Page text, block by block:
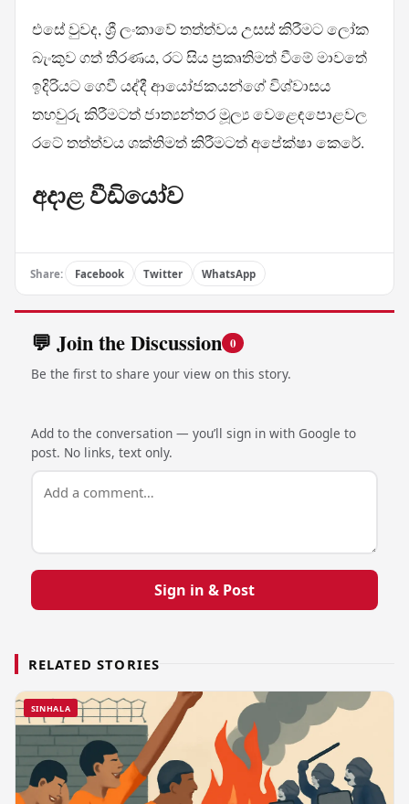
එසේ වුවද, ශ්‍රී ලංකාවේ තත්ත්වය උසස් කිරීමට ලෝක
බැංකුව ගත් තීරණය, රට සිය ප්‍රකෘතිමත් වීමේ මාවතේ
ඉදිරියට ගෙවී යද්දී ආයෝජකයන්ගේ විශ්වාසය
තහවුරු කිරීමටත් ජාත්‍යන්තර මූල්‍ය වෙළෙඳපොළවල
රටේ තත්ත්වය ශක්තිමත් කිරීමටත් අපේක්ෂා කෙරේ.
අදාළ වීඩියෝව
Share: Facebook Twitter WhatsApp
💬 Join the Discussion 0
Be the first to share your view on this story.
Add to the conversation — you’ll sign in with Google to
post. No links, text only.
Sign in & Post
RELATED STORIES
SINHALA